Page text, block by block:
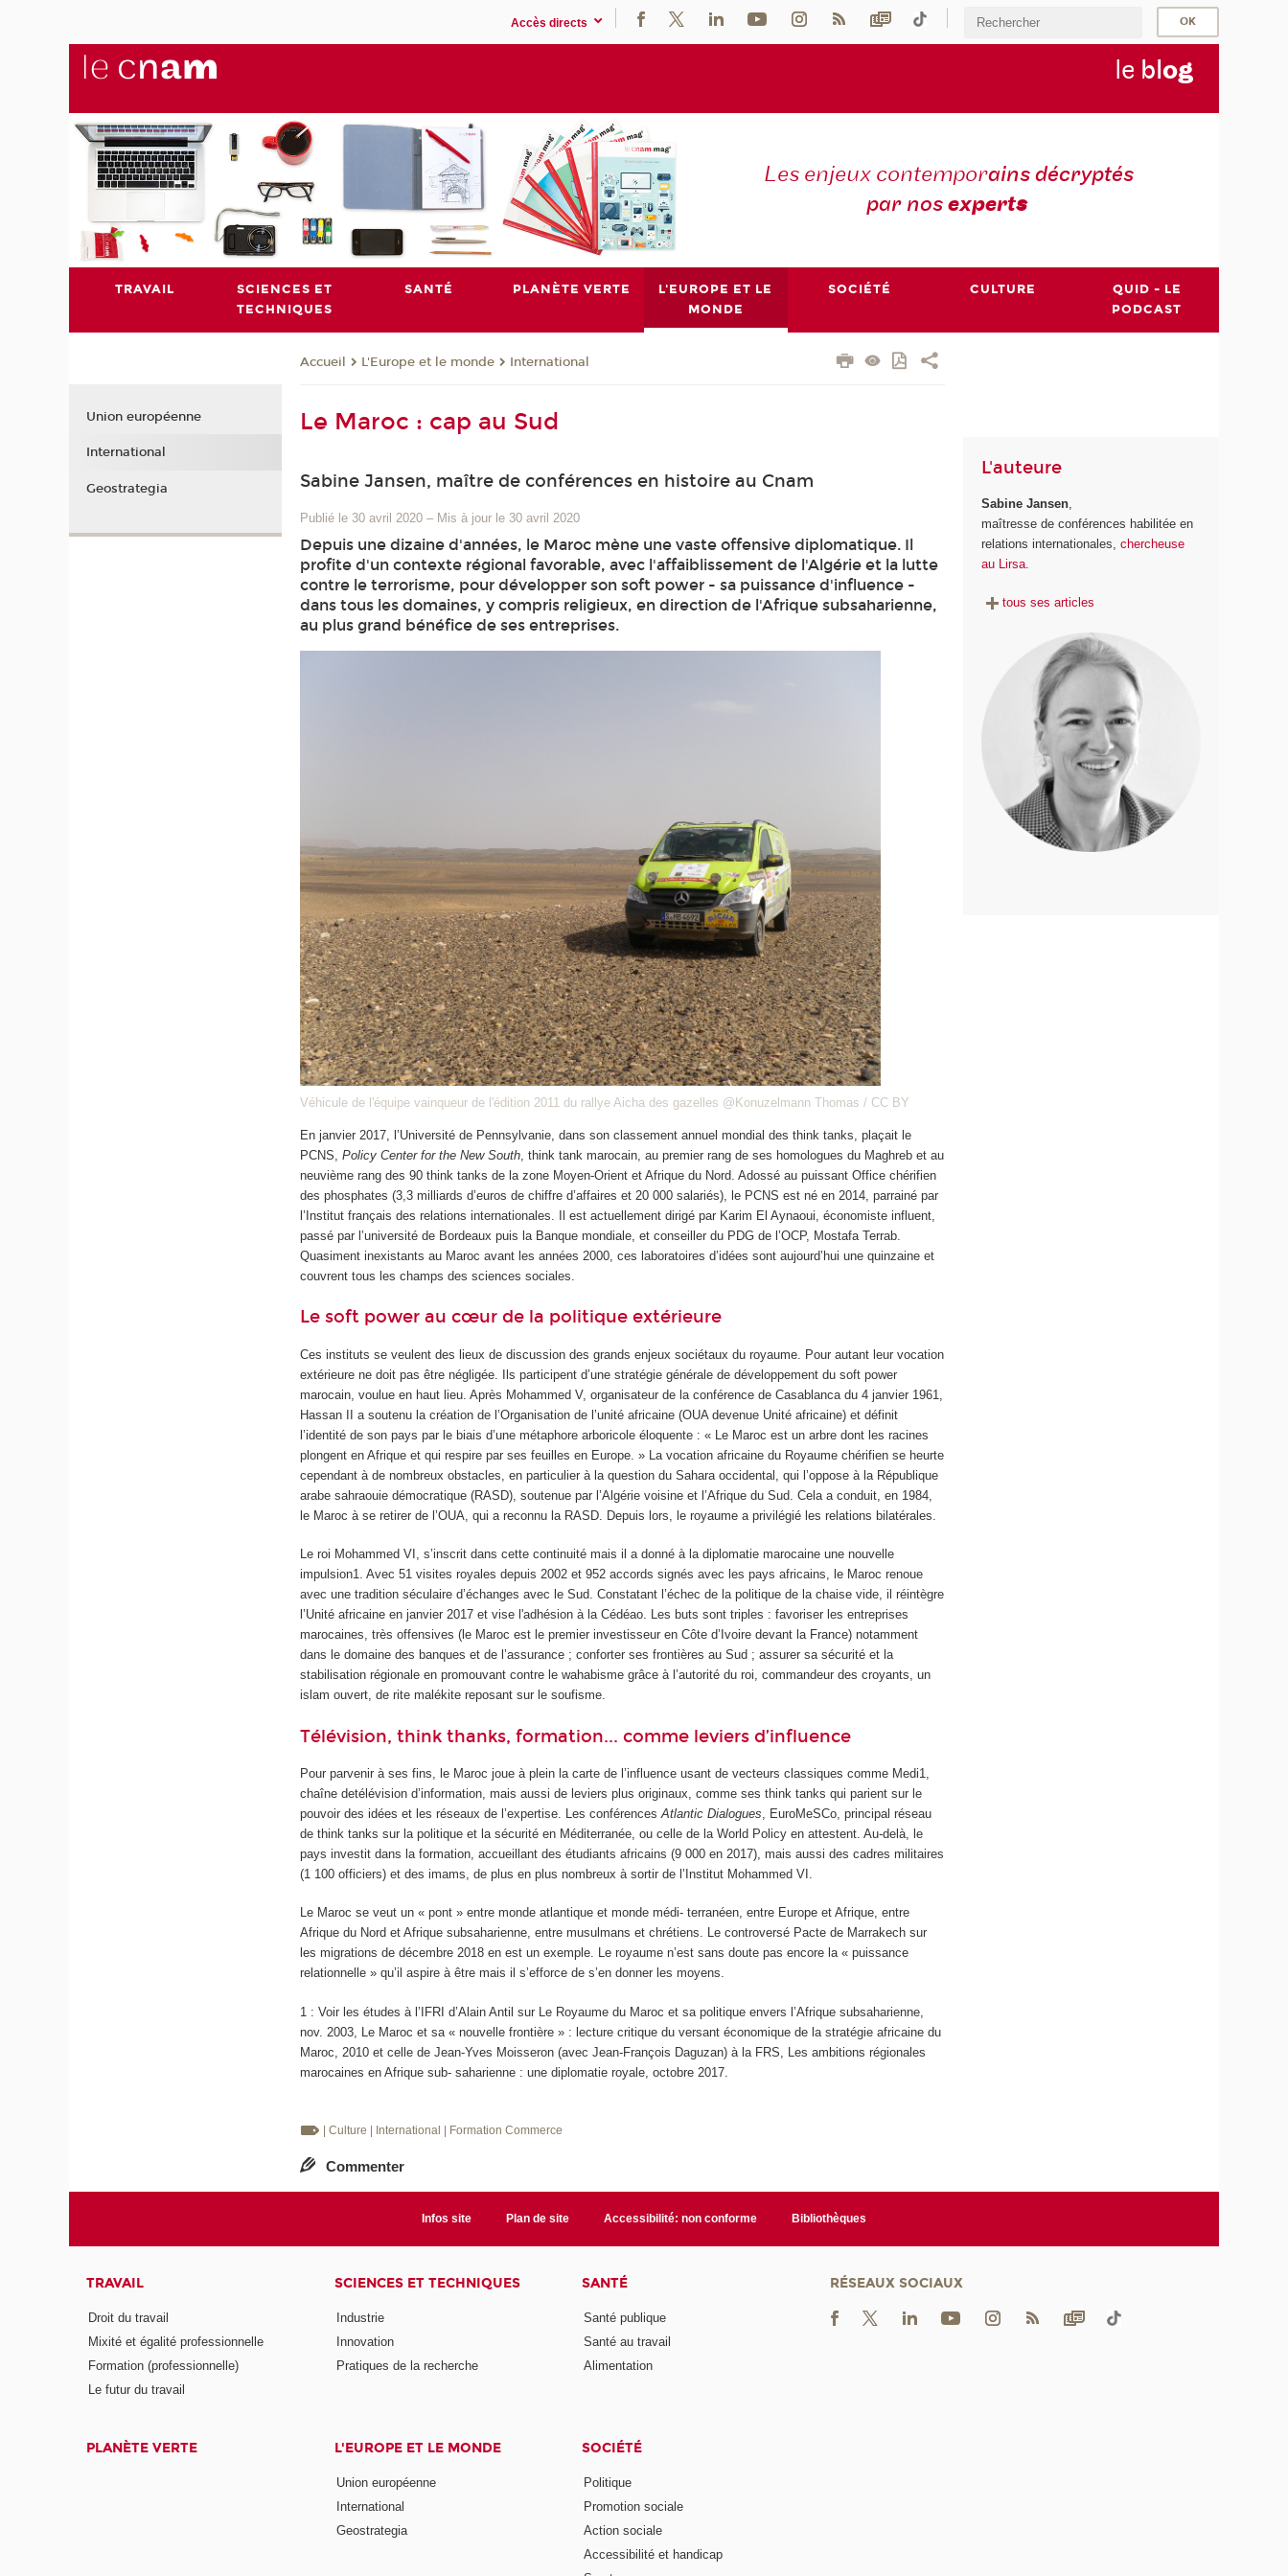
Accès directs
le blog
Les enjeux contemporains décryptés
par nosexperts
TRAVAIL
SCIENCES ET
TECHNIQUES
SANTÉ PLANÈTE VERTE
L'EUROPE ET LE
MONDE
SOCIÉTÉ CULTURE
QUID - LE
PODCAST
Accueil L'Europe et le monde International
Le Maroc : cap au Sud
Sabine Jansen, maître de conférences en histoire au Cnam
Publié le 30 avril 2020 – Mis à jour le 30 avril 2020
Depuis une dizaine d'années, le Maroc mène une vaste offensive diplomatique. Il
profite d'un contexte régional favorable, avec l'affaiblissement de l'Algérie et la lutte
contre le terrorisme, pour développer son soft power - sa puissance d'influence -
dans tous les domaines, y compris religieux, en direction de l'Afrique subsaharienne,
au plus grand bénéfice de ses entreprises.
Véhicule de l'équipe vainqueur de l'édition 2011 du rallye Aicha des gazelles @Konuzelmann Thomas / CC BY
En janvier 2017, l’Université de Pennsylvanie, dans son classement annuel mondial des think tanks, plaçait le
PCNS,Policy Center for the New South , think tank marocain, au premier rang de ses homologues du Maghreb et au
neuvième rang des 90 think tanks de la zone Moyen-Orient et Afrique du Nord. Adossé au puissant Office chérifien
des phosphates (3,3 milliards d’euros de chiffre d’affaires et 20 000 salariés), le PCNS est né en 2014, parrainé par
l’Institut français des relations internationales. Il est actuellement dirigé par Karim El Aynaoui, économiste influent,
passé par l’université de Bordeaux puis la Banque mondiale, et conseiller du PDG de l’OCP, Mostafa Terrab.
Quasiment inexistants au Maroc avant les années 2000, ces laboratoires d’idées sont aujourd’hui une quinzaine et
couvrent tous les champs des sciences sociales.
Le soft power au cœur de la politique extérieure
Ces instituts se veulent des lieux de discussion des grands enjeux sociétaux du royaume. Pour autant leur vocation
extérieure ne doit pas être négligée. Ils participent d’une stratégie générale de développement du soft power
marocain, voulue en haut lieu. Après Mohammed V, organisateur de la conférence de Casablanca du 4 janvier 1961,
Hassan II a soutenu la création de l’Organisation de l’unité africaine (OUA devenue Unité africaine) et définit
l’identité de son pays par le biais d’une métaphore arboricole éloquente : « Le Maroc est un arbre dont les racines
plongent en Afrique et qui respire par ses feuilles en Europe. » La vocation africaine du Royaume chérifien se heurte
cependant à de nombreux obstacles, en particulier à la question du Sahara occidental, qui l’oppose à la République
arabe sahraouie démocratique (RASD), soutenue par l’Algérie voisine et l’Afrique du Sud. Cela a conduit, en 1984,
le Maroc à se retirer de l’OUA, qui a reconnu la RASD. Depuis lors, le royaume a privilégié les relations bilatérales.
Le roi Mohammed VI, s’inscrit dans cette continuité mais il a donné à la diplomatie marocaine une nouvelle
impulsion1. Avec 51 visites royales depuis 2002 et 952 accords signés avec les pays africains, le Maroc renoue
avec une tradition séculaire d’échanges avec le Sud. Constatant l’échec de la politique de la chaise vide, il réintègre
l’Unité africaine en janvier 2017 et vise l'adhésion à la Cédéao. Les buts sont triples : favoriser les entreprises
marocaines, très offensives (le Maroc est le premier investisseur en Côte d’Ivoire devant la France) notamment
dans le domaine des banques et de l’assurance ; conforter ses frontières au Sud ; assurer sa sécurité et la
stabilisation régionale en promouvant contre le wahabisme grâce à l’autorité du roi, commandeur des croyants, un
islam ouvert, de rite malékite reposant sur le soufisme.
Télévision, think thanks, formation... comme leviers d’influence
Pour parvenir à ses fins, le Maroc joue à plein la carte de l’influence usant de vecteurs classiques comme Medi1,
chaîne detélévision d’information, mais aussi de leviers plus originaux, comme ses think tanks qui parient sur le
pouvoir des idées et les réseaux de l’expertise. Les conférencesAtlantic Dialogues , EuroMeSCo, principal réseau
de think tanks sur la politique et la sécurité en Méditerranée, ou celle de la World Policy en attestent. Au-delà, le
pays investit dans la formation, accueillant des étudiants africains (9 000 en 2017), mais aussi des cadres militaires
(1 100 officiers) et des imams, de plus en plus nombreux à sortir de l’Institut Mohammed VI.
Le Maroc se veut un « pont » entre monde atlantique et monde médi- terranéen, entre Europe et Afrique, entre
Afrique du Nord et Afrique subsaharienne, entre musulmans et chrétiens. Le controversé Pacte de Marrakech sur
les migrations de décembre 2018 en est un exemple. Le royaume n’est sans doute pas encore la « puissance
relationnelle » qu’il aspire à être mais il s’efforce de s’en donner les moyens.
1 : Voir les études à l’IFRI d’Alain Antil sur Le Royaume du Maroc et sa politique envers l’Afrique subsaharienne,
nov. 2003, Le Maroc et sa « nouvelle frontière » : lecture critique du versant économique de la stratégie africaine du
Maroc, 2010 et celle de Jean-Yves Moisseron (avec Jean-François Daguzan) à la FRS, Les ambitions régionales
marocaines en Afrique sub- saharienne : une diplomatie royale, octobre 2017.
| Culture | International | FormationCommerce
Commenter
L'auteure
Sabine Jansen
maîtresse de conférences habilitée en
relations internationales, chercheuse
au Lirsa
tous ses articles
Union européenne
International
Geostrategia
Infos site Plan de site Accessibilité: non conforme Bibliothèques
TRAVAIL
Droit du travail
Mixité et égalité professionnelle
Formation (professionnelle)
Le futur du travail
SCIENCES ET TECHNIQUES
Industrie
Innovation
Pratiques de la recherche
SANTÉ
Santé publique
Santé au travail
Alimentation
PLANÈTE VERTE L'EUROPE ET LE MONDE
Union européenne
International
Geostrategia
SOCIÉTÉ
Politique
Promotion sociale
Action sociale
Accessibilité et handicap
RÉSEAUX SOCIAUX